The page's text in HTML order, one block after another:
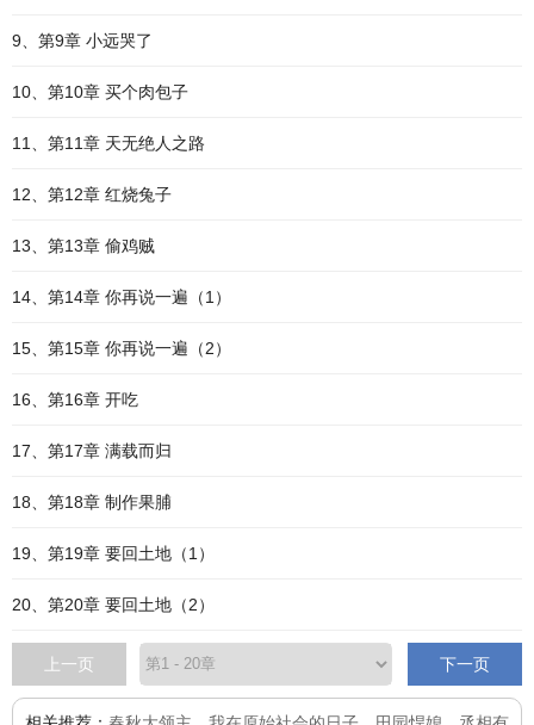
9、第9章 小远哭了
10、第10章 买个肉包子
11、第11章 天无绝人之路
12、第12章 红烧兔子
13、第13章 偷鸡贼
14、第14章 你再说一遍（1）
15、第15章 你再说一遍（2）
16、第16章 开吃
17、第17章 满载而归
18、第18章 制作果脯
19、第19章 要回土地（1）
20、第20章 要回土地（2）
上一页 下一页